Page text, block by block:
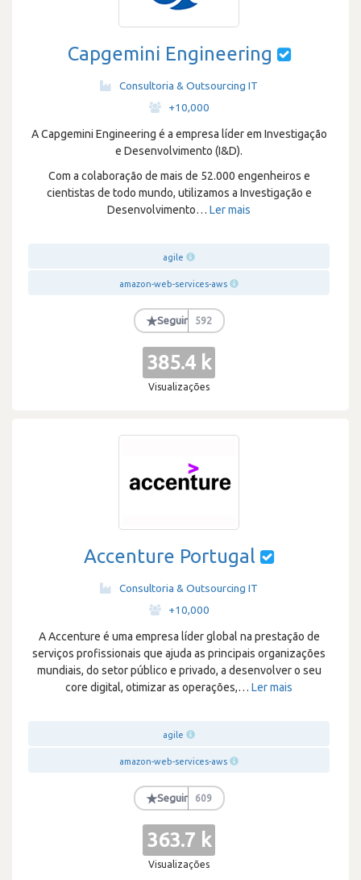
Capgemini Engineering
Consultoria & Outsourcing IT
+10,000
A Capgemini Engineering é a empresa líder em Investigação
e Desenvolvimento (I&D).
Com a colaboração de mais de 52.000 engenheiros e
cientistas de todo mundo, utilizamos a Investigação e
Desenvolvimento… Ler mais
agile
amazon-web-services-aws
★Seguir 592
385.4 k
Visualizações
Accenture Portugal
Consultoria & Outsourcing IT
+10,000
A Accenture é uma empresa líder global na prestação de
serviços profissionais que ajuda as principais organizações
mundiais, do setor público e privado, a desenvolver o seu
core digital, otimizar as operações,… Ler mais
agile
amazon-web-services-aws
★Seguir 609
363.7 k
Visualizações